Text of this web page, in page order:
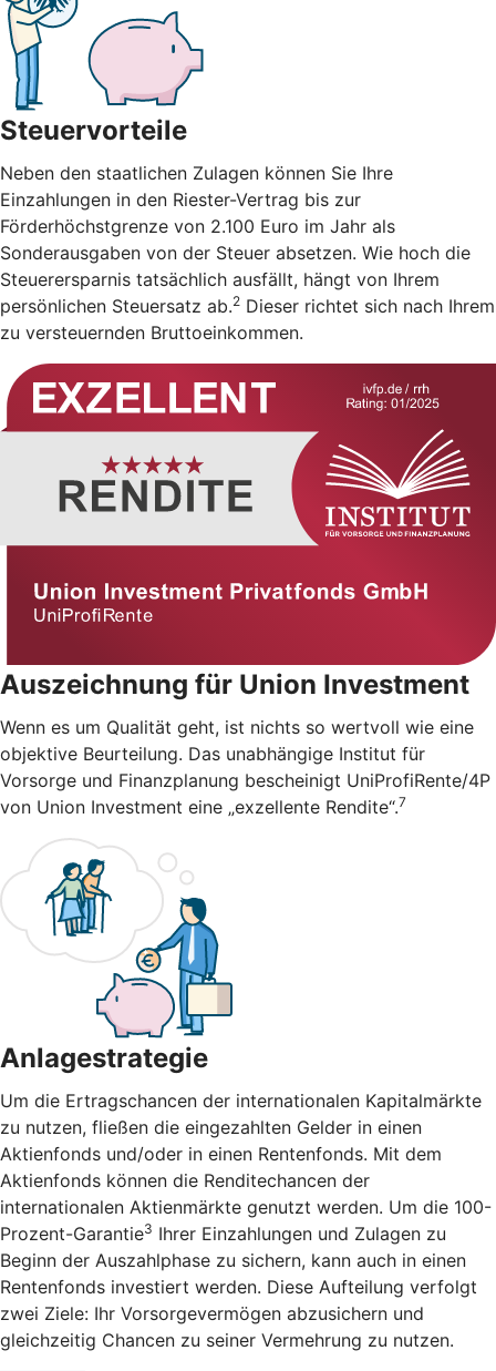
Steuervorteile
Neben den staatlichen Zulagen können Sie Ihre
Einzahlungen in den Riester-Vertrag bis zur
Förderhöchstgrenze von 2.100 Euro im Jahr als
Sonderausgaben von der Steuer absetzen. Wie hoch die
Steuerersparnis tatsächlich ausfällt, hängt von Ihrem
persönlichen Steuersatz ab.2 Dieser richtet sich nach Ihrem
zu versteuernden Bruttoeinkommen.
Auszeichnung für Union Investment
Wenn es um Qualität geht, ist nichts so wertvoll wie eine
objektive Beurteilung. Das unabhängige Institut für
Vorsorge und Finanzplanung bescheinigt UniProfiRente/4P
von Union Investment eine „exzellente Rendite“.7
Anlagestrategie
Um die Ertragschancen der internationalen Kapitalmärkte
zu nutzen, fließen die eingezahlten Gelder in einen
Aktienfonds und/oder in einen Rentenfonds. Mit dem
Aktienfonds können die Renditechancen der
internationalen Aktienmärkte genutzt werden. Um die 100-
Prozent-Garantie3 Ihrer Einzahlungen und Zulagen zu
Beginn der Auszahlphase zu sichern, kann auch in einen
Rentenfonds investiert werden. Diese Aufteilung verfolgt
zwei Ziele: Ihr Vorsorgevermögen abzusichern und
gleichzeitig Chancen zu seiner Vermehrung zu nutzen.